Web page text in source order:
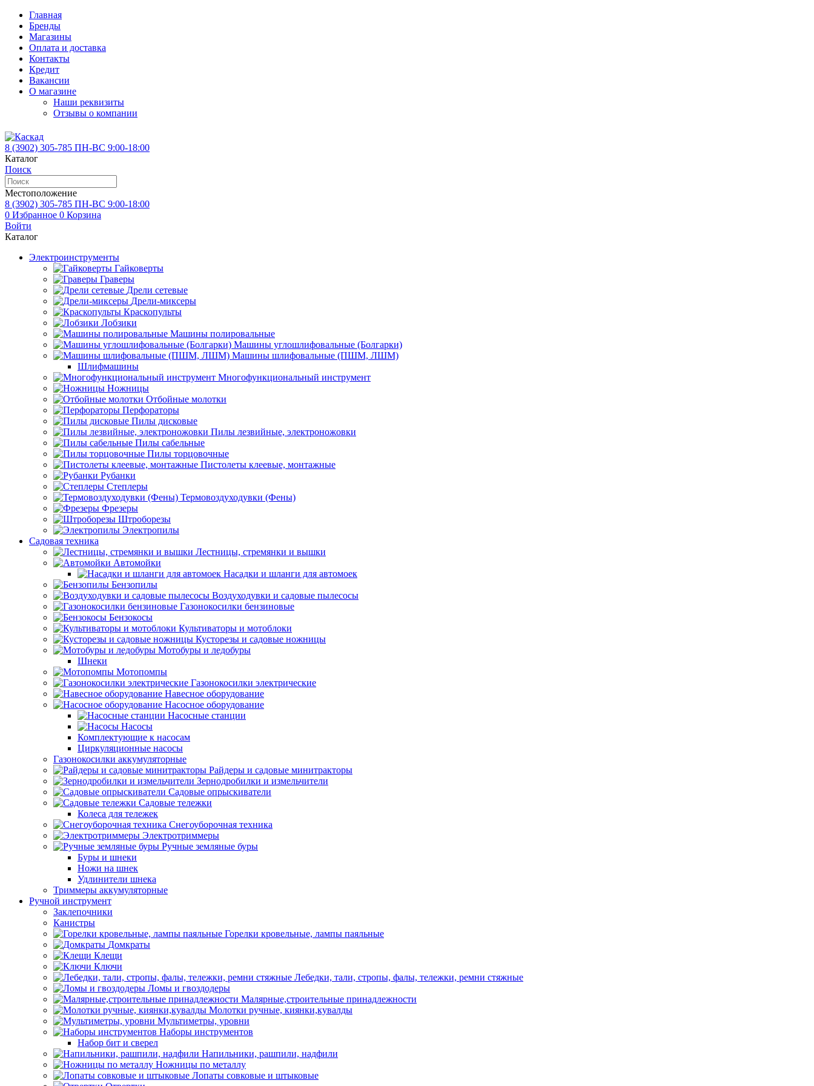
Главная
Бренды
Магазины
Оплата и доставка
Контакты
Кредит
Вакансии
О магазине
Наши реквизиты
Отзывы о компании
8 (3902) 305-785 ПН-ВС 9:00-18:00
Каталог
Поиск
Местоположение
8 (3902) 305-785 ПН-ВС 9:00-18:00
0 Избранное 0 Корзина
Войти
Каталог
Электроинструменты
Гайковерты
Граверы
Дрели сетевые
Дрели-миксеры
Краскопульты
Лобзики
Машины полировальные
Машины углошлифовальные (Болгарки)
Машины шлифовальные (ПШМ, ЛШМ)
Шлифмашины
Многофункциональный инструмент
Ножницы
Отбойные молотки
Перфораторы
Пилы дисковые
Пилы лезвийные, электроножовки
Пилы сабельные
Пилы торцовочные
Пистолеты клеевые, монтажные
Рубанки
Степлеры
Термовоздуходувки (Фены)
Фрезеры
Штроборезы
Электропилы
Садовая техника
Лестницы, стремянки и вышки
Автомойки
Насадки и шланги для автомоек
Бензопилы
Воздуходувки и садовые пылесосы
Газонокосилки бензиновые
Бензокосы
Культиваторы и мотоблоки
Кусторезы и садовые ножницы
Мотобуры и ледобуры
Шнеки
Мотопомпы
Газонокосилки электрические
Навесное оборудование
Насосное оборудование
Насосные станции
Насосы
Комплектующие к насосам
Циркуляционные насосы
Газонокосилки аккумуляторные
Райдеры и садовые минитракторы
Зернодробилки и измельчители
Садовые опрыскиватели
Садовые тележки
Колеса для тележек
Снегоуборочная техника
Электротриммеры
Ручные земляные буры
Буры и шнеки
Ножи на шнек
Удлинители шнека
Триммеры аккумуляторные
Ручной инструмент
Заклепочники
Канистры
Горелки кровельные, лампы паяльные
Домкраты
Клещи
Ключи
Лебедки, тали, стропы, фалы, тележки, ремни стяжные
Ломы и гвоздодеры
Малярные,строительные принадлежности
Молотки ручные, киянки,кувалды
Мультиметры, уровни
Наборы инструментов
Набор бит и сверел
Напильники, рашпили, надфили
Ножницы по металлу
Лопаты совковые и штыковые